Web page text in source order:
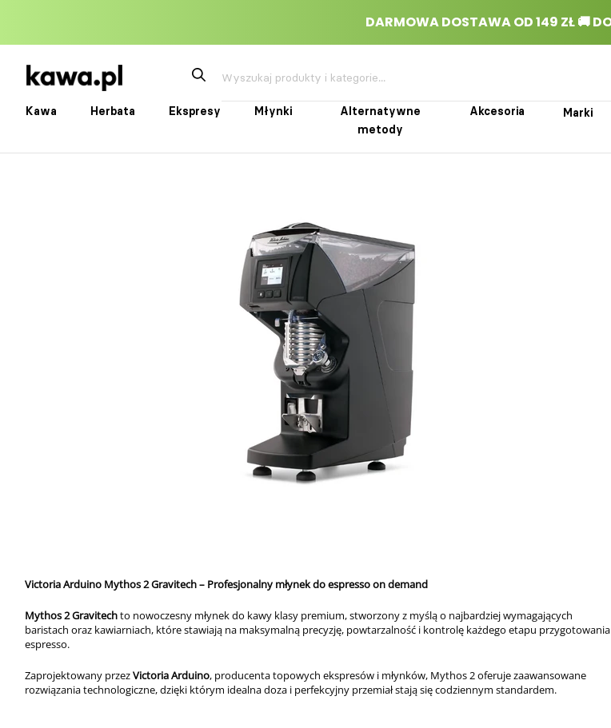
Przejdź
treści
Kawa Herbata Ekspresy Młynki
Alternatywne
metody
Akcesoria Marki
Victoria Arduino Mythos 2 Gravitech – Profesjonalny młynek do espresso on demand
Mythos 2 Gravitechto nowoczesny młynek do kawy klasy premium, stworzony z myślą o najbardziej wymagających
baristach oraz kawiarniach, które stawiają na maksymalną precyzję, powtarzalność i kontrolę każdego etapu przygotowania
espresso.
Zaprojektowany przezVictoria Arduino, producenta topowych ekspresów i młynków, Mythos 2 oferuje zaawansowane
rozwiązania technologiczne, dzięki którym idealna doza i perfekcyjny przemiał stają się codziennym standardem.